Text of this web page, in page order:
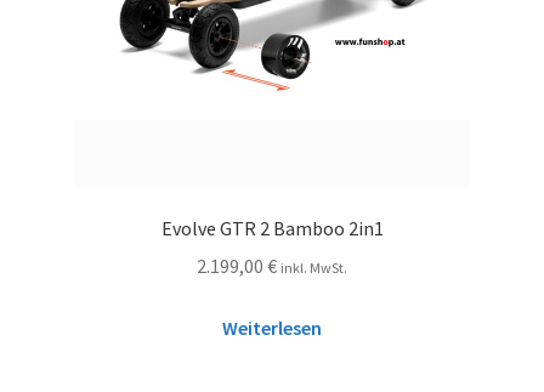
Evolve GTR 2 Bamboo 2in1
2.199,00 € inkl. MwSt.
Weiterlesen